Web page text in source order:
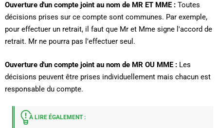
Ouverture d'un compte joint au nom de MR ET MME : Toutes
décisions prises sur ce compte sont communes. Par exemple,
pour effectuer un retrait, il faut que Mr et Mme signe l'accord de
retrait. Mr ne pourra pas l'effectuer seul.
Ouverture d'un compte joint au nom de MR OU MME : Les
décisions peuvent être prises individuellement mais chacun est
responsable du compte.
À LIRE ÉGALEMENT :